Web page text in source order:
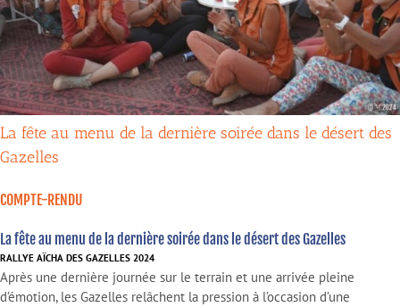
La fête au menu de la dernière soirée dans le désert des
Gazelles
COMPTE-RENDU
La fête au menu de la dernière soirée dans le désert des Gazelles
RALLYE AÏCHA DES GAZELLES 2024
Après une dernière journée sur le terrain et une arrivée pleine
d’émotion, les Gazelles relâchent la pression à l’occasion d’une